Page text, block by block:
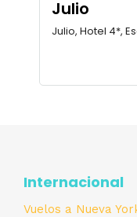
Julio
Julio, Hotel 4*,
Internacional
Vuelos a Nueva